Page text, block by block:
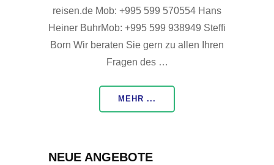
reisen.de Mob: +995 599 570554 Hans
Heiner BuhrMob: +995 599 938949 Steffi
Born Wir beraten Sie gern zu allen Ihren
Fragen des …
MEHR ...
NEUE ANGEBOTE